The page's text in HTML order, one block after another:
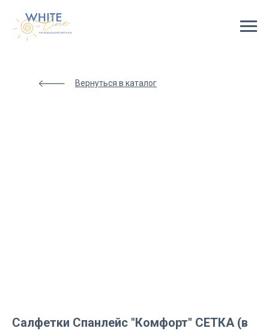
code
Вернуться в каталог
Салфетки Спанлейс "Комфорт" СЕТКА (в